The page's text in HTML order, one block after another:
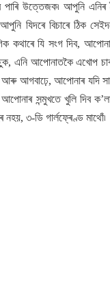
পাৰি উত্তেজক৷ আপুনি এনিৰ
যিদৰে বিচাৰে ঠিক
কথাৰে যি সংগ দিব,
এনি আপোনাতকৈ এখোপ
আগবাঢ়ে, আপোনাৰ যদি
সন্মুখতে খুলি দিব
৩-ডি গাৰ্লফ্ৰেণ্ড মাথোঁ৷